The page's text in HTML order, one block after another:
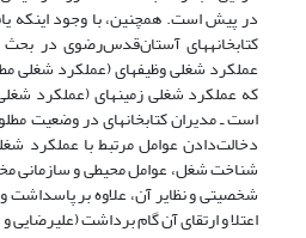
در پیش است. همچنین، با وجود اینکه
کتابخانه­های آستان‌قدس‌رضوی در
عملکرد شغلی وظیفه­ای (عملکرد شغلی
که عملکرد شغلی زمینه­ای (عملکرد
است ـ مدیران کتابخانه­ای در وضعیت
دخالت‌دادن عوامل مرتبط با عملکرد
شناخت ­شغل، عوامل محیطی و سازمانی
شخصیتی و نظایر آن، علاوه بر
اعتلا و ارتقای آن گام برداشت (علیرضایی و